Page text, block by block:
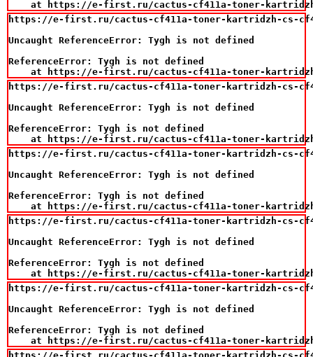
at https://e-first.ru/cactus-cf411a-toner-
https://e-first.ru/cactus-cf411a-toner-kartridzh-cs-
Uncaught ReferenceError: Tygh is not defined
ReferenceError: Tygh is not defined
at https://e-first.ru/cactus-cf411a-toner-
https://e-first.ru/cactus-cf411a-toner-kartridzh-cs-
Uncaught ReferenceError: Tygh is not defined
ReferenceError: Tygh is not defined
at https://e-first.ru/cactus-cf411a-toner-
https://e-first.ru/cactus-cf411a-toner-kartridzh-cs-
Uncaught ReferenceError: Tygh is not defined
ReferenceError: Tygh is not defined
at https://e-first.ru/cactus-cf411a-toner-
https://e-first.ru/cactus-cf411a-toner-kartridzh-cs-
Uncaught ReferenceError: Tygh is not defined
ReferenceError: Tygh is not defined
at https://e-first.ru/cactus-cf411a-toner-
https://e-first.ru/cactus-cf411a-toner-kartridzh-cs-
Uncaught ReferenceError: Tygh is not defined
ReferenceError: Tygh is not defined
at https://e-first.ru/cactus-cf411a-toner-